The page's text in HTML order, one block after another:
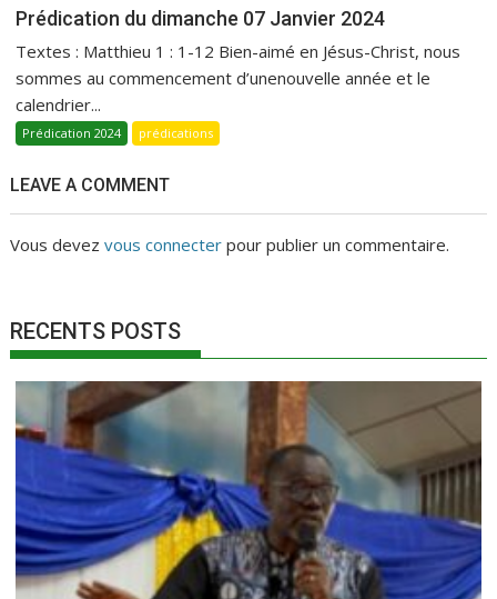
Prédication du dimanche 07 Janvier 2024
Textes : Matthieu 1 : 1-12 Bien-aimé en Jésus-Christ, nous
sommes au commencement d’unenouvelle année et le
calendrier...
Prédication 2024 prédications
LEAVE A COMMENT
Vous devezvous connecter pour publier un commentaire.
RECENTS POSTS